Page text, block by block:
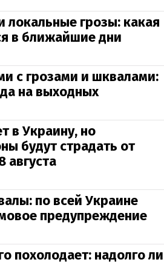
локальные грозы: какая
в ближайшие дни
с грозами и шквалами:
на выходных
в Украину, но
будут страдать от
августа
по всей Украине
предупреждение
похолодает: надолго ли